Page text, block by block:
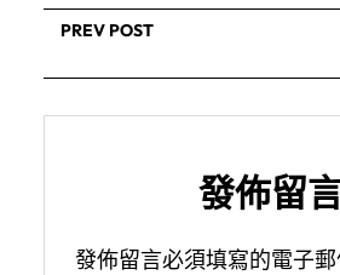
PREV POST
發佈留
發佈留言必須填寫的電子